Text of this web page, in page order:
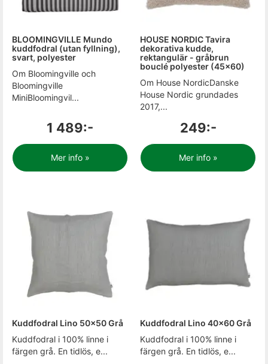
BLOOMINGVILLE Mundo
kuddfodral (utan fyllning),
svart, polyester
Om Bloomingville och
Bloomingville
MiniBloomingvil...
1 489:-
Mer info »
HOUSE NORDIC Tavira
dekorativa kudde,
rektangulär - gråbrun
bouclé polyester (45x60)
Om House NordicDanske
House Nordic grundades
2017,...
249:-
Mer info »
Kuddfodral Lino 50x50 Grå
Kuddfodral i 100% linne i
färgen grå. En tidlös, e...
Kuddfodral Lino 40x60 Grå
Kuddfodral i 100% linne i
färgen grå. En tidlös, e...